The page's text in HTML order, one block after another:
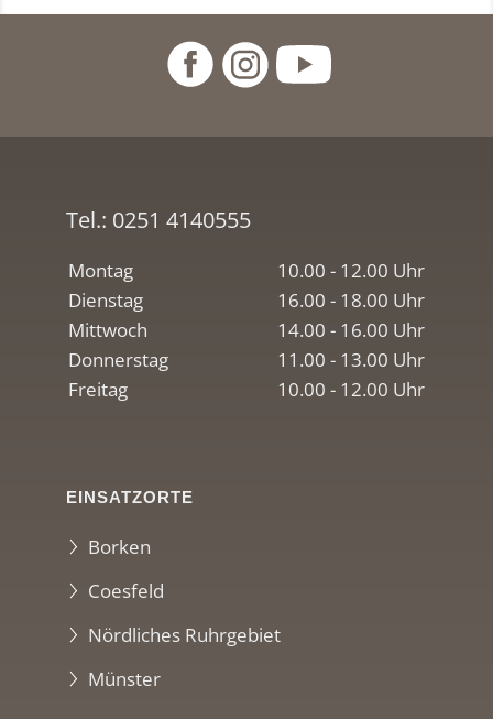
Tel.: 0251 4140555
Montag
10.00 - 12.00 Uhr
Dienstag
16.00 - 18.00 Uhr
Mittwoch
14.00 - 16.00 Uhr
Donnerstag
11.00 - 13.00 Uhr
Freitag
10.00 - 12.00 Uhr
EINSATZORTE
Borken
Coesfeld
Nördliches Ruhrgebiet
Münster